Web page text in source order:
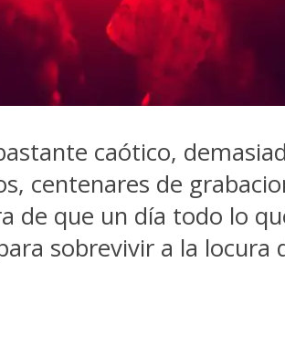
caótico,
centenares de
de que un día todo lo
sobrevivir a la locura